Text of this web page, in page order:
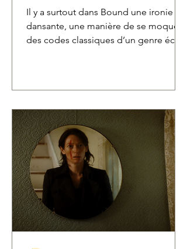
Il y a surtout dans Bound une ironie
dansante, une manière de se moquer
des codes classiques d’un genre éculé
retape Corky renvoient, assez
frontalement, au liquide séminal
masculin. Mais cet humour un peu
moqueur est surtout le prétexte pour
une histoire rebondissante et
passionnante.